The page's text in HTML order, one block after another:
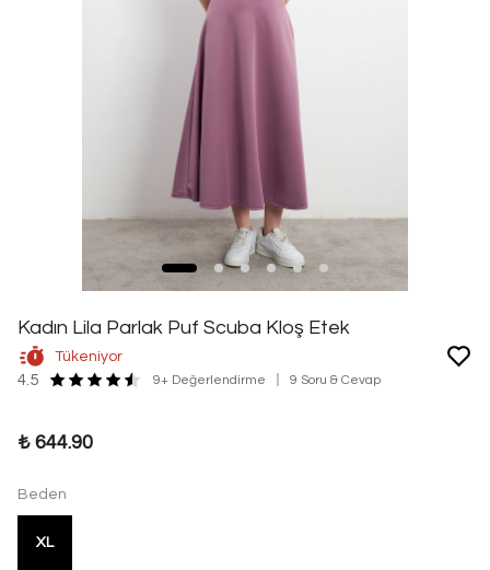
Kadın Lila Parlak Puf Scuba Kloş Etek
Tükeniyor
4.5 9+ Değerlendirme 9 Soru & Cevap
₺ 644.90
Beden
XL